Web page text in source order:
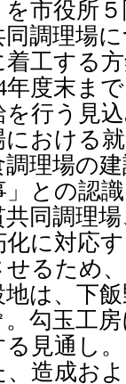
を市役所
同調理場
着工する
年度末ま
を行う見
における
調理場の
」との認
同調理場
化に対応
せるため
は、下
。勾玉工
見通し。
造成およ